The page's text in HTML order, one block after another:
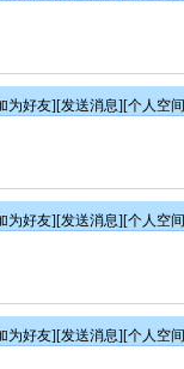
为好友][发送消息][个人空
为好友][发送消息][个人空
为好友][发送消息][个人空